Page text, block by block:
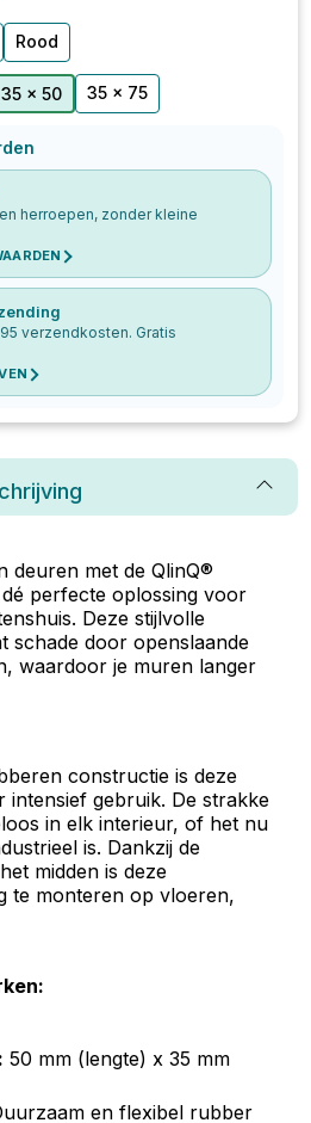
Rood
35 x 50 35 x 75
herroepen, zonder kleine
verzendkosten. Gratis
deuren met de QlinQ®
perfecte oplossing voor
Deze stijlvolle
schade door openslaande
waardoor je muren langer
constructie is deze
intensief gebruik. De strakke
in elk interieur, of het nu
is. Dankzij de
midden is deze
te monteren op vloeren,
50 mm (lengte) x 35 mm
en flexibel rubber